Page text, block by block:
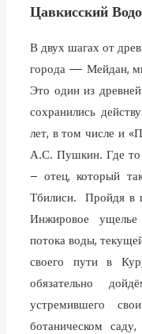
Цавкисский
В двух шагах от
города — Мейдан,
Это один из
сохранились
лет, в том числе и
А.С. Пушкин. Где то
– отец, который
Тбилиси. Пройдя в
Инжировое
потока воды,
своего пути в
обязательно
устремившего
ботаническом